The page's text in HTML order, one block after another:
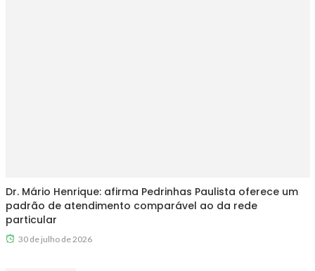
Dr. Mário Henrique: afirma Pedrinhas Paulista oferece um
padrão de atendimento comparável ao da rede
particular
30 de julho de 2026